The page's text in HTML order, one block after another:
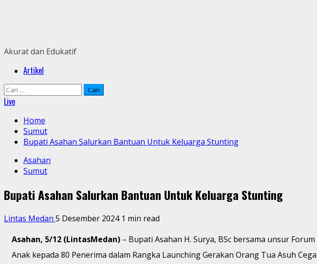
Akurat dan Edukatif
PrimaryArtikel
Cari
untuk:
Live
Home
Sumut
Bupati Asahan Salurkan Bantuan Untuk Keluarga Stunting
Asahan
Sumut
Bupati Asahan Salurkan Bantuan Untuk Keluarga Stunting
Lintas Medan 5 Desember 2024 1 min read
Asahan, 5/12 (LintasMedan) – Bupati Asahan H. Surya, BSc bersama unsur
Anak kepada 80 Penerima dalam Rangka Launching Gerakan Orang Tua Asuh